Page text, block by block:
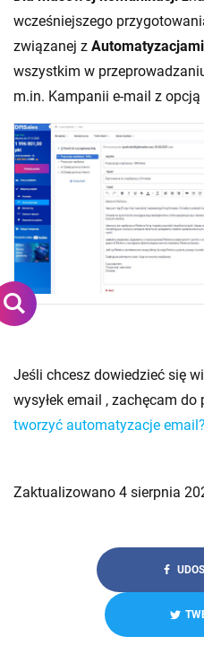
wcześniejszego
związanej z Automatyzacjami
wszystkim w
m.in. Kampanii e-mail z opcją
Jeśli chcesz dowiedzieć się
wysyłek email , zachęcam do
tworzyć automatyzacje email?
Zaktualizowano 4 sierpnia